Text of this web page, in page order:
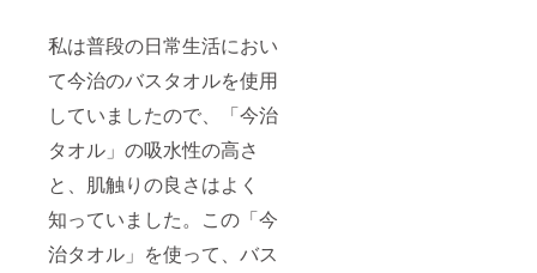
私は普段の日常生活におい
て今治のバスタオルを使用
していましたので、「今治
タオル」の吸水性の高さ
と、肌触りの良さはよく
知っていました。この「今
治タオル」を使って、バス